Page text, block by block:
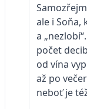
ale i Soňa,
a
počet
od vína
až po
neboť je